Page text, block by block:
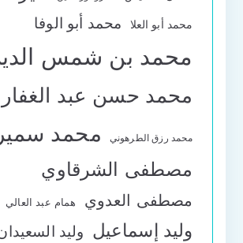
محمد أبو العلا محمد أبو الوفا
محمد بن شمس
محمد حسن عبد الغفار
محمد رزق الطرهوني محمد سمير
مصطفى الشرقاوي
مصطفى العدوي همام عبد العالي
وليد إسماعيل وليد